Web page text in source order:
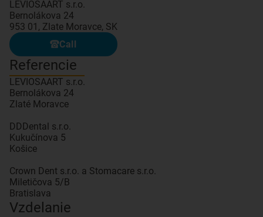
LEVIOSAART s.r.o.
Bernolákova 24
953 01, Zlate Moravce, SK
Call
Referencie
LEVIOSAART s.r.o.
Bernolákova 24
Zlaté Moravce
DDDental s.r.o.
Kukučínova 5
Košice
Crown Dent s.r.o. a Stomacare s.r.o.
Miletičova 5/B
Bratislava
Vzdelanie